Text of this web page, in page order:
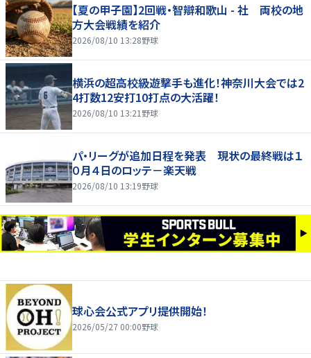
【夏の甲子園】2回戦・智辯和歌山 - 社 両校の地
方大会戦績を紹介
2026/08/10 13:28野球
横浜の超高校級遊撃手も進化！神奈川大会では2
4打数12安打10打点の大活躍！
2026/08/10 13:21 野球
パ・リーグが追加日程を発表 現状の最終戦は１
０月４日のロッテ－楽天戦
2026/08/10 13:19野球
球心会公式アプリ提供開始！
2026/05/27 00:00野球